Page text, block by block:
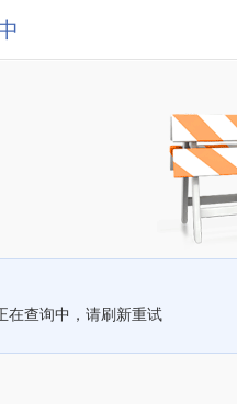
在查询中，请刷新重试